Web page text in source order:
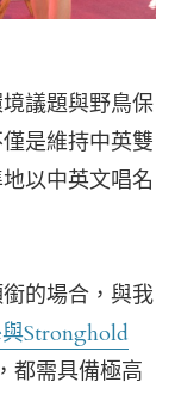
議題與野鳥保
是維持中英雙
以中英文唱名
的場合，與我
Stronghold
都需具備極高